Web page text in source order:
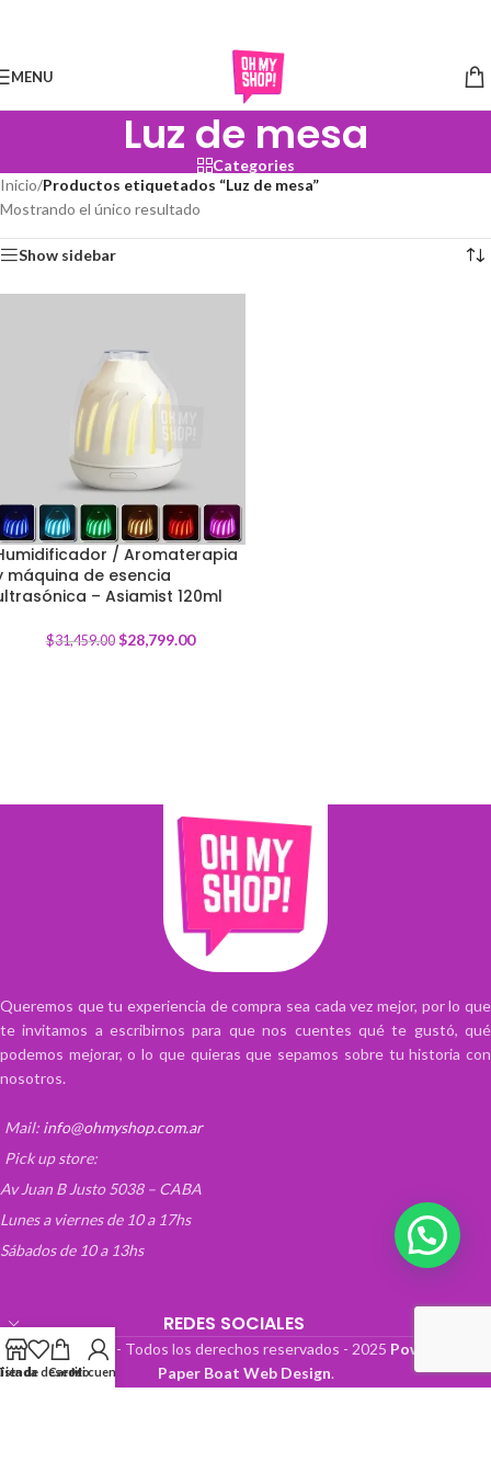
MENU
Luz de mesa
Categories
Inicio/Productos etiquetados “Luz de mesa”
Mostrando el único resultado
Show sidebar
-8%
/ Aromaterapia
máquina de esencia
– Asiamist 120ml
$31,459.00 $28,799.00
Queremos que tu experiencia de compra sea cada vez mejor, por lo que
te invitamos a escribirnos para que nos cuentes qué te gustó, qué
podemos mejorar, o lo que quieras que sepamos sobre tu historia con
nosotros.
Mail: info@ohmyshop.com.ar
Pick up store:
Av Juan B Justo 5038 – CABA
Lunes a viernes de 10 a 17hs
Sábados de 10 a 13hs
REDES SOCIALES
OhMyTienda! - Todos los derechos reservados - 2025 Powered by
Paper Boat Web Design.
de deseos
CarritoMi cuenta